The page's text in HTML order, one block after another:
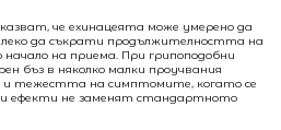
че ехинацеята може умерено да
леко да съкрати продължителността на
на приема. При грипоподобни
бъз в няколко малки проучвания
тежестта на симптомите, когато се
ефекти не заменят стандартното